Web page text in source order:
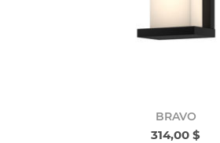
BRAVO
314,00 $